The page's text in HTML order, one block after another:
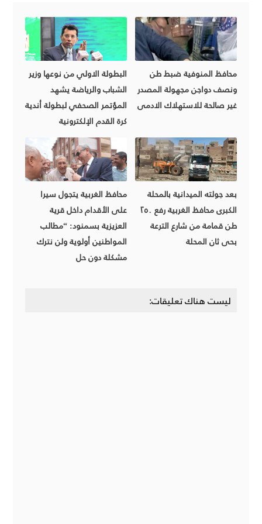
البطولة الاولي من نوعها وزير
الشباب والرياضة يشهد
المؤتمر الصحفي لبطولة أندية
كرة القدم الإلكترونية
محافظ المنوفية ضبط طن
ونصف دواجن مجهولة المصدر
غير صالحة للاستهلاك الادمى
محافظ الغربية يتجول سيرا
على الأقدام داخل قرية
العزيزية بسمنود: “مطالب
المواطنين أولوية ولن نترك
مشكلة دون حل
بعد جولته الميدانية بالمحلة
الكبرى محافظ الغربية رفع ٢٥٠
طن قمامة من شارع الترعة
بحى ثان المحلة
ليست هناك تعليقات: